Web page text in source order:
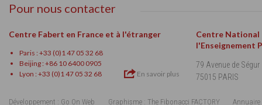
Pour nous contacter
Centre Fabert en France et à l'étranger
Paris : +33 (0)1 47 05 32 68
Beijing : +86 10 6400 0905
Lyon : +33 (0)1 47 05 32 68
En savoir plus
Centre National
l'Enseignement
79 Avenue de Ségur
75015 PARIS
Développement : Go On Web Graphisme : The Fibonacci FACTORY Annuaire